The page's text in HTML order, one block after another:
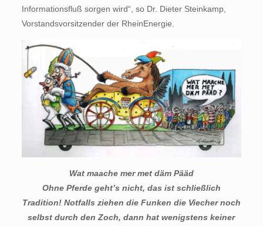
Informationsfluß sorgen wird“, so Dr. Dieter Steinkamp,
Vorstandsvorsitzender der RheinEnergie.
Wat maache mer met däm Pääd
Ohne Pferde geht’s nicht, das ist schließlich
Tradition! Notfalls ziehen die Funken die Viecher noch
selbst durch den Zoch, dann hat wenigstens keiner